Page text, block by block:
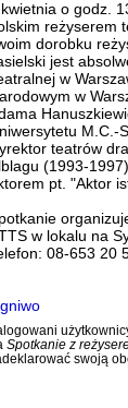
o godz.
reżyserem
dorobku
jest
w
w
M.C.-
teatrów
(1993-
pt. "Aktor
w lokalu na
08-653 20
Spotkanie z
swoją